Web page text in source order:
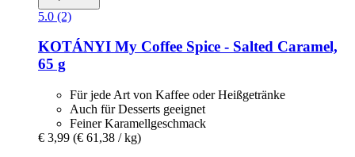
5.0 (2)
KOTÁNYI My Coffee Spice -​ Salted Caramel,
65 g
Für jede Art von Kaffee oder Heißgetränke
Auch für Desserts geeignet
Feiner Karamellgeschmack
€ 3,99 (€ 61,38 / kg)